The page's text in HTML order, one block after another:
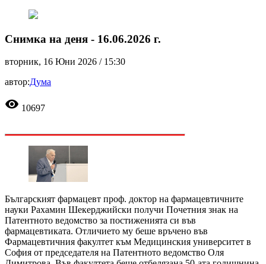
Снимка на деня - 16.06.2026 г.
вторник, 16 Юни 2026 / 15:30
автор:Дума
visibility 10697
Българският фармацевт проф. доктор на фармацевтичните
науки Рахамин Шекерджийски получи Почетния знак на
Патентното ведомство за постиженията си във
фармацевтиката. Отличието му беше връчено във
Фармацевтичния факултет към Медицинския университет в
София от председателя на Патентното ведомство Оля